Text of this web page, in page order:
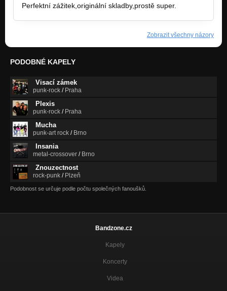
Perfektní zážitek,originální skladby,prostě super.
Zobrazit všechny názory
PODOBNÉ KAPELY
Visací zámek
punk-rock / Praha
Plexis
punk-rock / Praha
Mucha
punk-art rock / Brno
Insania
metal-crossover / Brno
Znouzectnost
rock-punk / Plzeň
Podobnost se určuje podle počtu společných fanoušků.
Bandzone.cz
Kapely
Koncerty
Videa